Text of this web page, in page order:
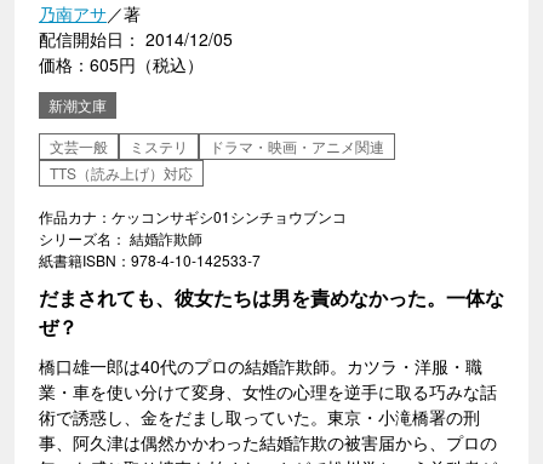
乃南アサ／著
配信開始日： 2014/12/05
価格：605円（税込）
新潮文庫
文芸一般
ミステリ
ドラマ・映画・アニメ関連
TTS（読み上げ）対応
作品カナ：ケッコンサギシ01シンチョウブンコ
シリーズ名： 結婚詐欺師
紙書籍ISBN：978-4-10-142533-7
だまされても、彼女たちは男を責めなかった。一体な
ぜ？
橋口雄一郎は40代のプロの結婚詐欺師。カツラ・洋服・職
業・車を使い分けて変身、女性の心理を逆手に取る巧みな話
術で誘惑し、金をだまし取っていた。東京・小滝橋署の刑
事、阿久津は偶然かかわった結婚詐欺の被害届から、プロの